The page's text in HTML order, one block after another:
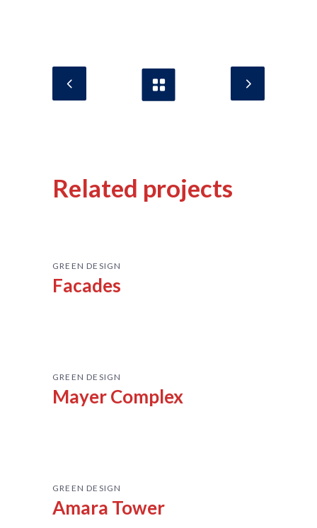
Related projects
GREEN DESIGN
Facades
GREEN DESIGN
Mayer Complex
GREEN DESIGN
Amara Tower